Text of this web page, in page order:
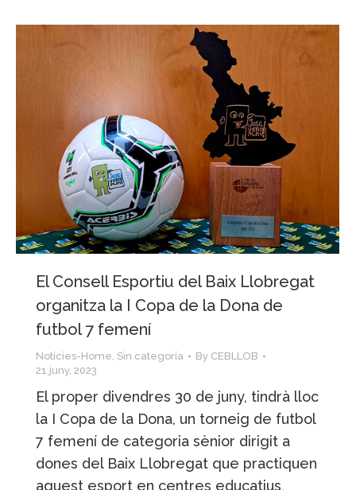
El Consell Esportiu del Baix Llobregat
organitza la I Copa de la Dona de
futbol 7 femení
Notícies-Home Sin categoría By CEBLLOB
21 juny, 2023
El proper divendres 30 de juny, tindrà lloc
la I Copa de la Dona, un torneig de futbol
7 femení de categoria sènior dirigit a
dones del Baix Llobregat que practiquen
aquest esport en centres educatius,